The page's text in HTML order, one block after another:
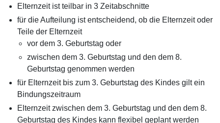
Elternzeit ist teilbar in 3 Zeitabschnitte
für die Aufteilung ist entscheidend, ob die Elternzeit oder
Teile der Elternzeit
vor dem 3. Geburtstag oder
zwischen dem 3. Geburtstag und den dem 8.
Geburtstag genommen werden
für Elternzeit bis zum 3. Geburtstag des Kindes gilt ein
Bindungszeitraum
Elternzeit zwischen dem 3. Geburtstag und den dem 8.
Geburtstag des Kindes kann flexibel geplant werden